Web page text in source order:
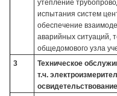
утепление
испытания систем
обеспечение
аварийных ситуаций,
общедомового узла
3
Техническое
т.ч.
освидетельствование